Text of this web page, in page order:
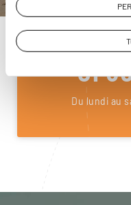
Construisez votre
01
Du lundi au